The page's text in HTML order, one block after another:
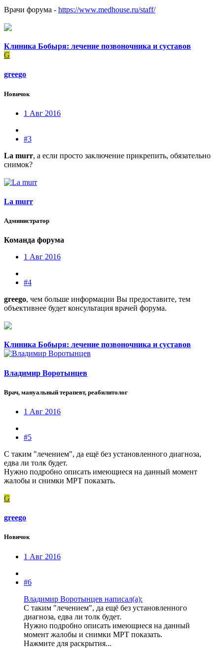
Врачи форума - https://www.medhouse.ru/staff/
Клиника Бобыря: лечение позвоночника и суставов
G
greego
Новичок
1 Авг 2016
#3
La murr, а если просто заключение прикрепить, обязательно
снимок?
La murr
Администратор
Команда форума
1 Авг 2016
#4
greego, чем больше информации Вы предоставите, тем
объективнее будет консультация врачей форума.
Клиника Бобыря: лечение позвоночника и суставов
Владимир Воротынцев
Врач, мануальный терапевт, реабилитолог
1 Авг 2016
#5
С таким "лечением", да ещё без установленного диагноза,
едва ли толк будет.
Нужно подробно описать имеющиеся на данный момент
жалобы и снимки МРТ показать.
G
greego
Новичок
1 Авг 2016
#6
Владимир Воротынцев написал(а):
С таким "лечением", да ещё без установленного
диагноза, едва ли толк будет.
Нужно подробно описать имеющиеся на данный
момент жалобы и снимки МРТ показать.
Нажмите для раскрытия...